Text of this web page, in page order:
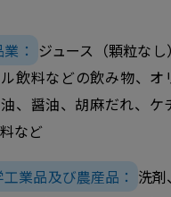
： ジュース（顆粒な
飲料などの飲み物、オ
、醤油、胡麻だれ、ケ
など
業品及び農産品： 洗